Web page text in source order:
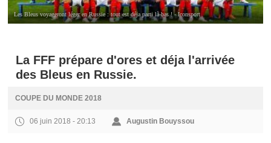
Les Bleus voyageront léger en Russie : tout est déja parti là-bas ! - Iconsport
La FFF prépare d'ores et déja l'arrivée
des Bleus en Russie.
COUPE DU MONDE 2018
06 juin 2018 - 20:13 Augustin Bouyssou